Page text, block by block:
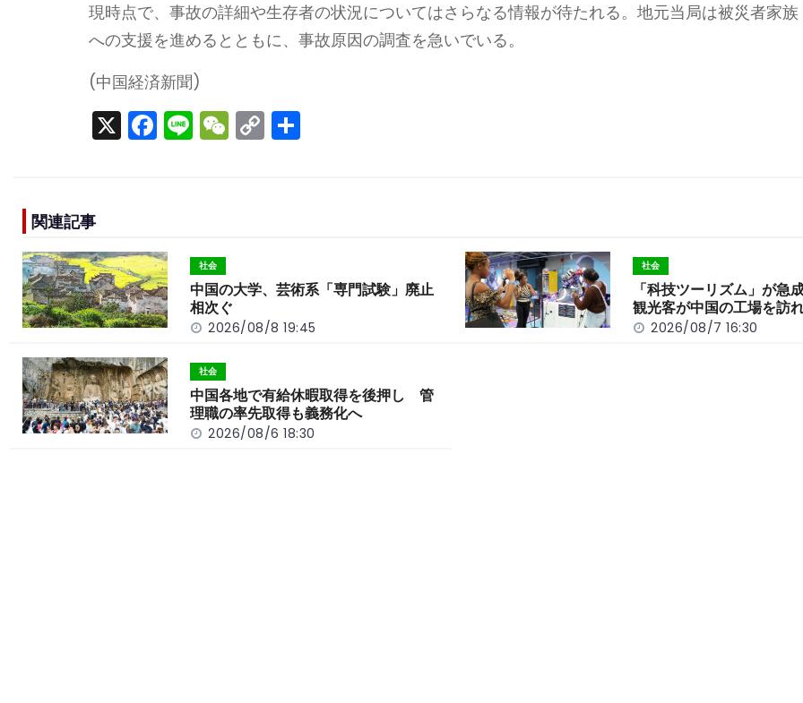
現時点で、事故の詳細や生存者の状況についてはさらなる情報が待たれる。地元当局は被災者家族
への支援を進めるとともに、事故原因の調査を急いでいる。
(中国経済新聞)
X F
a
o
o
k
Li
n
W
e
C
o
k
関連記事
社会
中国の大学、芸術系「専門試験」廃止
相次ぐ
2026/08/8 19:45
社会
「科技ツーリズム」が
観光客が中国の工場を訪
2026/08/7 16:30
社会
中国各地で有給休暇取得を後押し 管
理職の率先取得も義務化へ
2026/08/6 18:30